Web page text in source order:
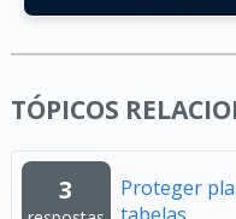
TÓPICOS
3
Proteger